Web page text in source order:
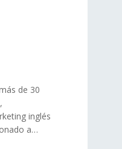
de 30
inglés
a…